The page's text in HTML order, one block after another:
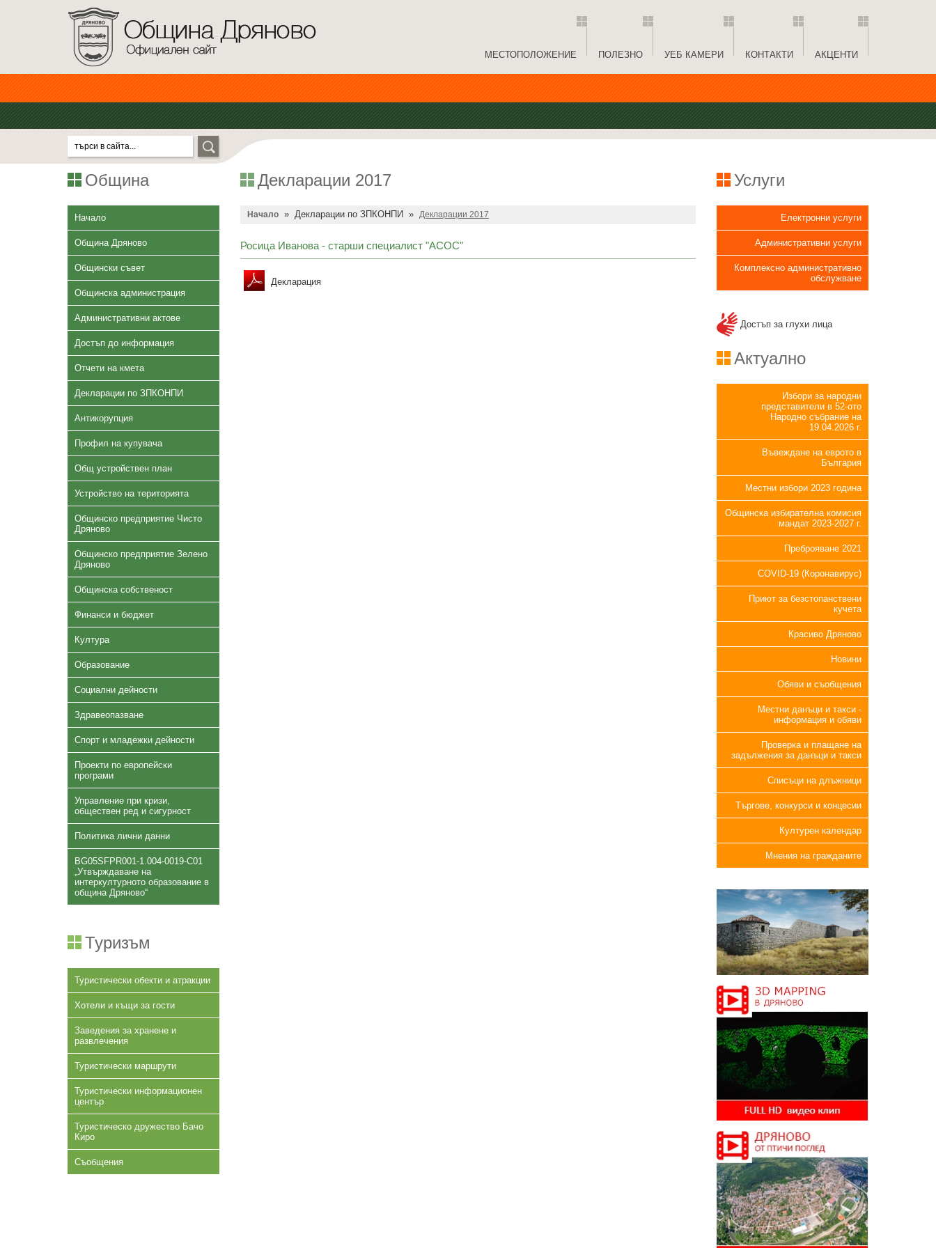
МЕСТОПОЛОЖЕНИЕ ПОЛЕЗНО УЕБ КАМЕРИ КОНТАКТИ АКЦЕНТИ
Община
Начало
Община Дряново
Общински съвет
Общинска администрация
Административни актове
Достъп до информация
Отчети на кмета
Декларации по ЗПКОНПИ
Антикорупция
Профил на купувача
Общ устройствен план
Устройство на територията
Общинско предприятие Чисто
Дряново
Общинско предприятие Зелено
Дряново
Общинска собственост
Финанси и бюджет
Култура
Образование
Социални дейности
Здравеопазване
Спорт и младежки дейности
Проекти по европейски
програми
Управление при кризи,
обществен ред и сигурност
Политика лични данни
BG05SFPR001-1.004-0019-C01
„Утвърждаване на
интеркултурното образование в
община Дряново“
Туризъм
Туристически обекти и атракции
Хотели и къщи за гости
Заведения за хранене и
развлечения
Туристически маршрути
Туристически информационен
център
Туристическо дружество Бачо
Киро
Съобщения
Декларации 2017
Начало » Декларации по ЗПКОНПИ » Декларации 2017
Росица Иванова - старши специалист "АСОС"
Декларация
Услуги
Електронни услуги
Административни услуги
Комплексно административно
обслужване
Достъп за глухи лица
Актуално
Избори за народни
представители в 52-ото
Народно събрание на
19.04.2026 г.
Въвеждане на еврото в
България
Местни избори 2023 година
Общинска избирателна комисия
мандат 2023-2027 г.
Преброяване 2021
COVID-19 (Коронавирус)
Приют за безстопанствени
кучета
Красиво Дряново
Новини
Обяви и съобщения
Местни данъци и такси -
информация и обяви
Проверка и плащане на
задължения за данъци и такси
Списъци на длъжници
Търгове, конкурси и концесии
Културен календар
Мнения на гражданите